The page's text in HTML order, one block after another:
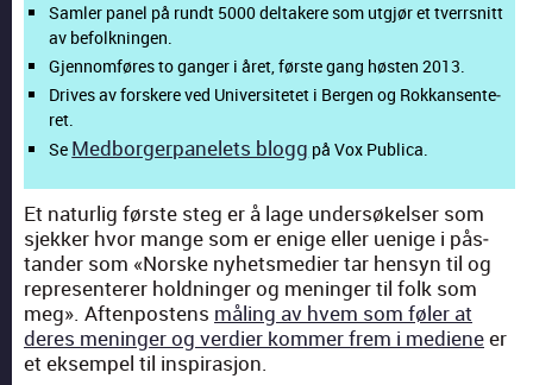
Sam­ler pan­el på rundt 5000 del­ta­ke­re som utgjør et tverr­snitt
av befolk­nin­gen.
Gjen­nom­fø­res to gan­ger i året, førs­te gang høs­ten 2013.
Dri­ves av fors­ke­re ved Uni­ver­si­te­tet i Ber­gen og Rok­kan­sen­te­
ret.
Se Med­borg­er­pan­elets blogg på Vox Pub­li­ca.
Et naturlig første steg er å lage under­søkelser som
sjekker hvor mange som er enige eller uenige i pås­
tander som «Norske nyhetsme­di­er tar hen­syn til og
rep­re­sen­ter­er hold­ninger og meninger til folk som
meg». Aften­postens måling av hvem som føler at
deres meninger og verdier kom­mer frem i medi­eneer
et eksem­pel til inspi­rasjon.